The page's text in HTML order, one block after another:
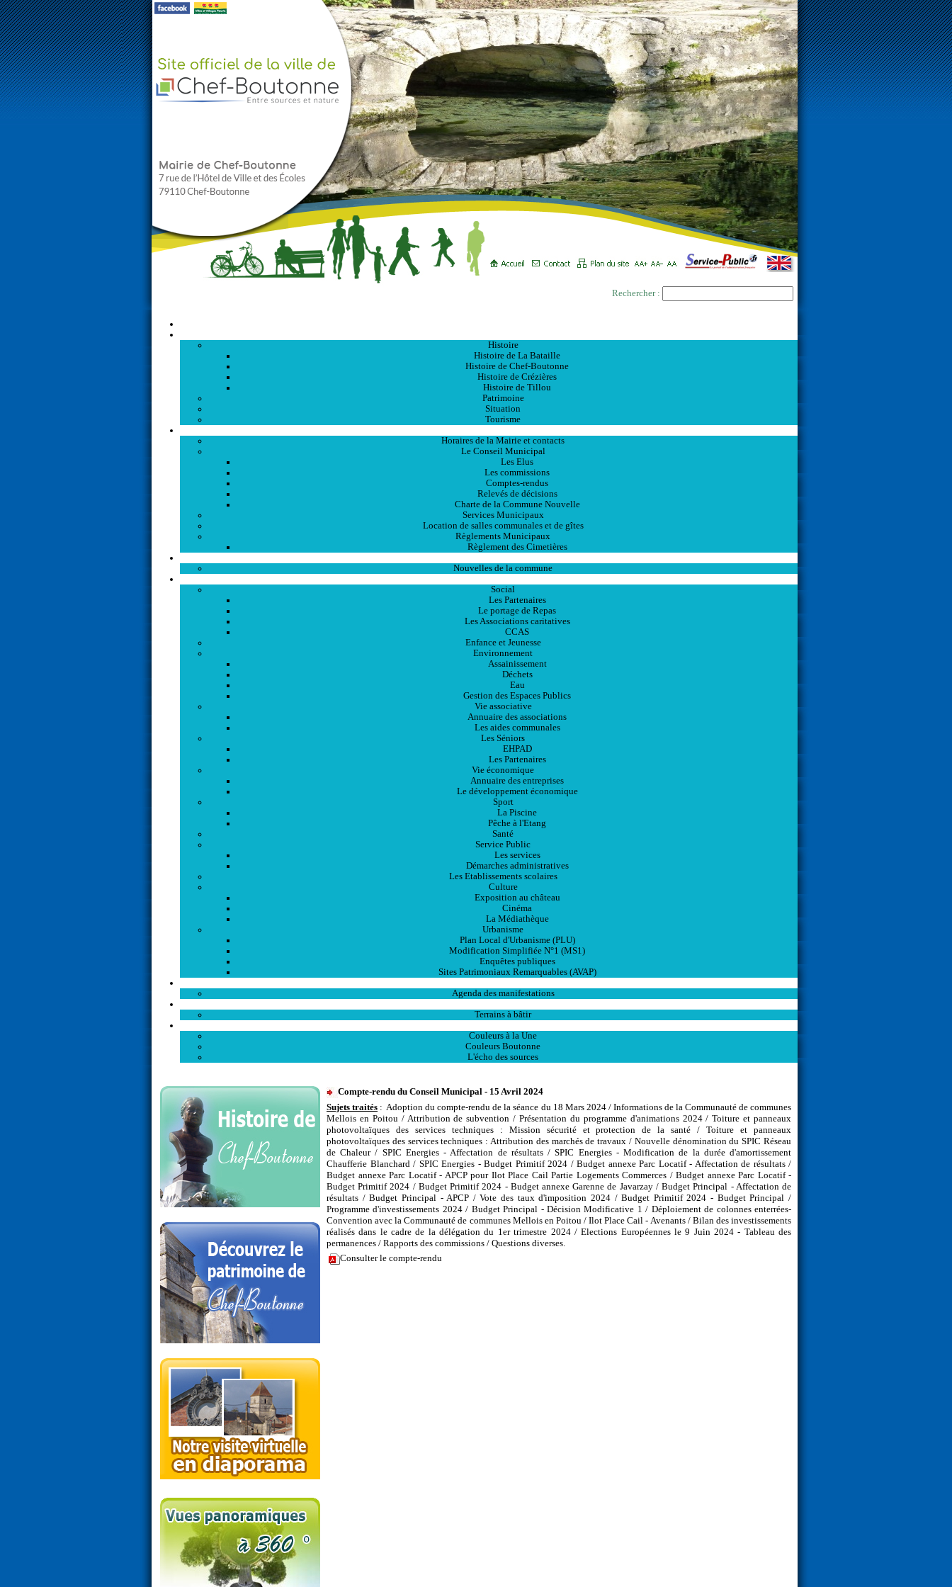
Rechercher :
Histoire
Histoire de La Bataille
Histoire de Chef-Boutonne
Histoire de Crézières
Histoire de Tillou
Patrimoine
Situation
Tourisme
Horaires de la Mairie et contacts
Le Conseil Municipal
Les Elus
Les commissions
Comptes-rendus
Relevés de décisions
Charte de la Commune Nouvelle
Services Municipaux
Location de salles communales et de gîtes
Règlements Municipaux
Règlement des Cimetières
Nouvelles de la commune
Social
Les Partenaires
Le portage de Repas
Les Associations caritatives
CCAS
Enfance et Jeunesse
Environnement
Assainissement
Déchets
Eau
Gestion des Espaces Publics
Vie associative
Annuaire des associations
Les aides communales
Les Séniors
EHPAD
Les Partenaires
Vie économique
Annuaire des entreprises
Le développement économique
Sport
La Piscine
Pêche à l'Etang
Santé
Service Public
Les services
Démarches administratives
Les Etablissements scolaires
Culture
Exposition au château
Cinéma
La Médiathèque
Urbanisme
Plan Local d'Urbanisme (PLU)
Modification Simplifiée N°1 (MS1)
Enquêtes publiques
Sites Patrimoniaux Remarquables (AVAP)
Agenda des manifestations
Terrains à bâtir
Couleurs à la Une
Couleurs Boutonne
L'écho des sources
Compte-rendu du Conseil Municipal - 15 Avril 2024
Sujets traités : Adoption du compte-rendu de la séance du 18 Mars 2024 / Informations de la Communauté de communes
Mellois en Poitou / Attribution de subvention / Présentation du programme d'animations 2024 / Toiture et panneaux
photovoltaïques des services techniques : Mission sécurité et protection de la santé / Toiture et panneaux
photovoltaïques des services techniques : Attribution des marchés de travaux / Nouvelle dénomination du SPIC Réseau
de Chaleur / SPIC Energies - Affectation de résultats / SPIC Energies - Modification de la durée d'amortissement
Chaufferie Blanchard / SPIC Energies - Budget Primitif 2024 / Budget annexe Parc Locatif - Affectation de résultats /
Budget annexe Parc Locatif - APCP pour Ilot Place Cail Partie Logements Commerces / Budget annexe Parc Locatif -
Budget Primitif 2024 / Budget Primitif 2024 - Budget annexe Garenne de Javarzay / Budget Principal - Affectation de
résultats / Budget Principal - APCP / Vote des taux d'imposition 2024 / Budget Primitif 2024 - Budget Principal /
Programme d'investissements 2024 / Budget Principal - Décision Modificative 1 / Déploiement de colonnes enterrées-
Convention avec la Communauté de communes Mellois en Poitou / Ilot Place Cail - Avenants / Bilan des investissements
réalisés dans le cadre de la délégation du 1er trimestre 2024 / Elections Européennes le 9 Juin 2024 - Tableau des
permanences / Rapports des commissions / Questions diverses.
Consulter le compte-rendu